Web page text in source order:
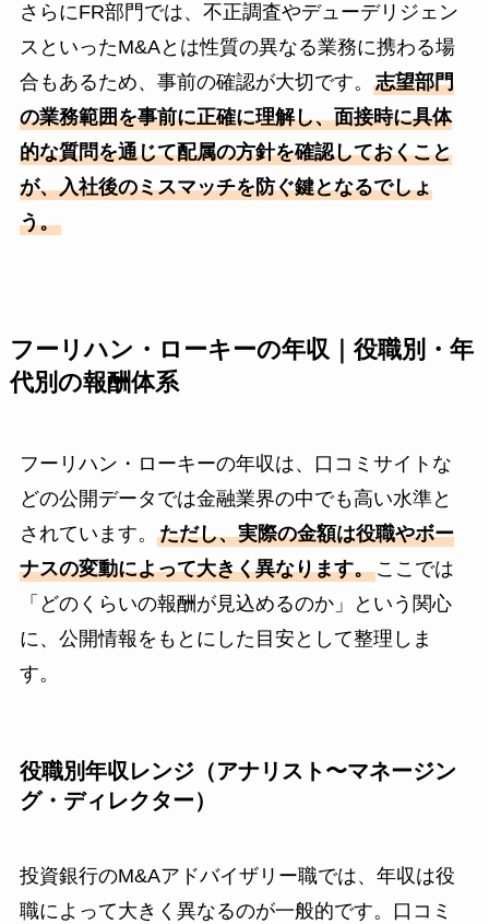
さらにFR部門では、不正調査やデューデリジェン
スといったM&Aとは性質の異なる業務に携わる場
合もあるため、事前の確認が大切です。 志望部門
の業務範囲を事前に正確に理解し、面接時に具体
的な質問を通じて配属の方針を確認しておくこと
が、入社後のミスマッチを防ぐ鍵となるでしょ
う。
フーリハン・ローキーの年収｜役職別・年
代別の報酬体系
フーリハン・ローキーの年収は、口コミサイトな
どの公開データでは金融業界の中でも高い水準と
されています。 ただし、実際の金額は役職やボー
ナスの変動によって大きく異なります。ここでは
「どのくらいの報酬が見込めるのか」という関心
に、公開情報をもとにした目安として整理しま
す。
役職別年収レンジ（アナリスト〜マネージン
グ・ディレクター）
投資銀行のM&Aアドバイザリー職では、年収は役
職によって大きく異なるのが一般的です。口コミ